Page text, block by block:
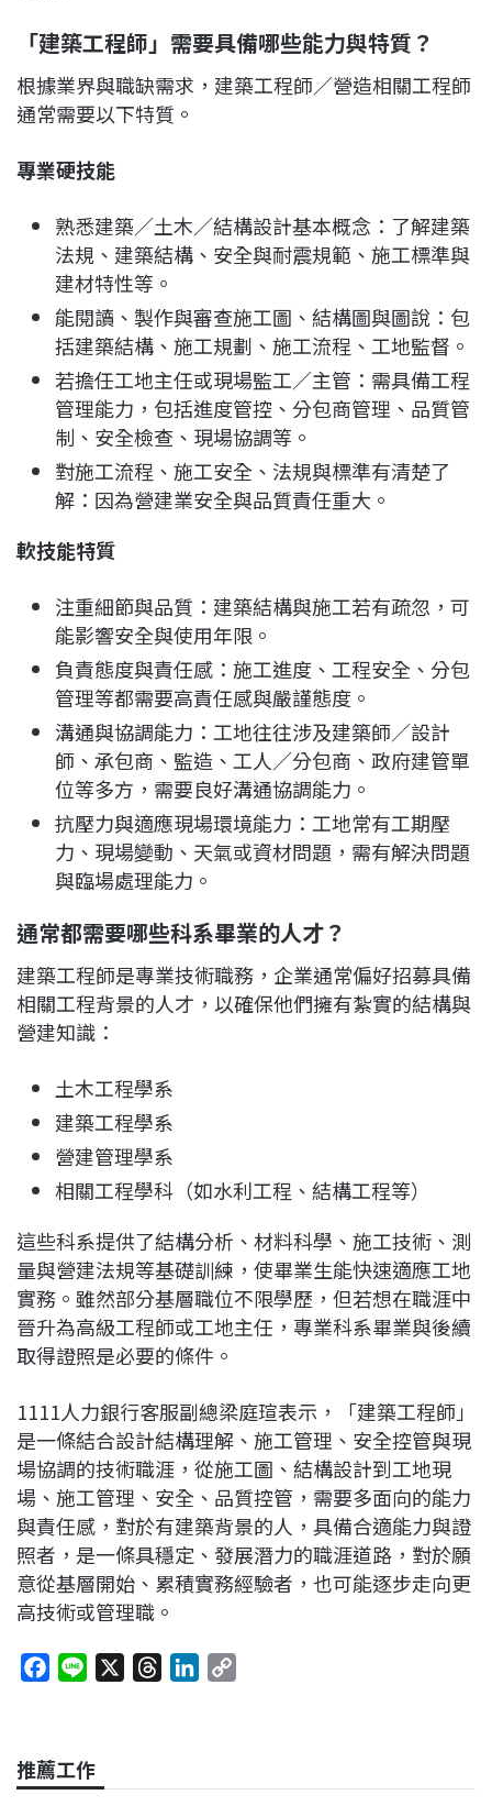
「建築工程師」需要具備哪些能力與特質？
根據業界與職缺需求，建築工程師／營造相關工程師
通常需要以下特質。
專業硬技能
熟悉建築／土木／結構設計基本概念：了解建築
法規、建築結構、安全與耐震規範、施工標準與
建材特性等。
能閱讀、製作與審查施工圖、結構圖與圖說：包
括建築結構、施工規劃、施工流程、工地監督。
若擔任工地主任或現場監工／主管：需具備工程
管理能力，包括進度管控、分包商管理、品質管
制、安全檢查、現場協調等。
對施工流程、施工安全、法規與標準有清楚了
解：因為營建業安全與品質責任重大。
軟技能特質
注重細節與品質：建築結構與施工若有疏忽，可
能影響安全與使用年限。
負責態度與責任感：施工進度、工程安全、分包
管理等都需要高責任感與嚴謹態度。
溝通與協調能力：工地往往涉及建築師／設計
師、承包商、監造、工人／分包商、政府建管單
位等多方，需要良好溝通協調能力。
抗壓力與適應現場環境能力：工地常有工期壓
力、現場變動、天氣或資材問題，需有解決問題
與臨場處理能力。
通常都需要哪些科系畢業的人才？
建築工程師是專業技術職務，企業通常偏好招募具備
相關工程背景的人才，以確保他們擁有紮實的結構與
營建知識：
土木工程學系
建築工程學系
營建管理學系
相關工程學科（如水利工程、結構工程等）
這些科系提供了結構分析、材料科學、施工技術、測
量與營建法規等基礎訓練，使畢業生能快速適應工地
實務。雖然部分基層職位不限學歷，但若想在職涯中
晉升為高級工程師或工地主任，專業科系畢業與後續
取得證照是必要的條件。
1111人力銀行客服副總梁庭瑄表示，「建築工程師」
是一條結合設計結構理解、施工管理、安全控管與現
場協調的技術職涯，從施工圖、結構設計到工地現
場、施工管理、安全、品質控管，需要多面向的能力
與責任感，對於有建築背景的人，具備合適能力與證
照者，是一條具穩定、發展潛力的職涯道路，對於願
意從基層開始、累積實務經驗者，也可能逐步走向更
高技術或管理職。
e
b
a
e
L
推薦工作